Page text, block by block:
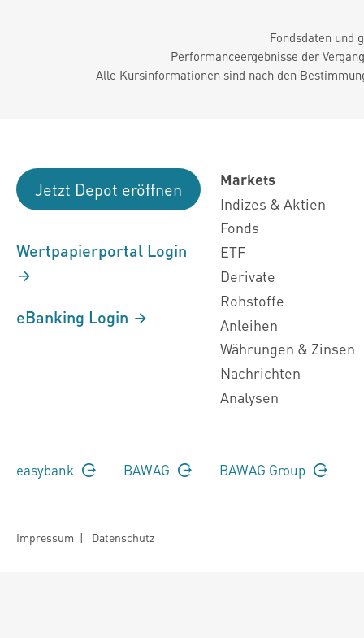
Fondsdaten und
Performanceergebnisse der
Alle Kursinformationen sind nach den
Jetzt Depot eröffnen
Wertpapierportal Login
eBanking Login
Markets
Indizes & Aktien
Fonds
ETF
Derivate
Rohstoffe
Anleihen
Währungen & Zinsen
Nachrichten
Analysen
easybank BAWAG BAWAG Group
Impressum | Datenschutz